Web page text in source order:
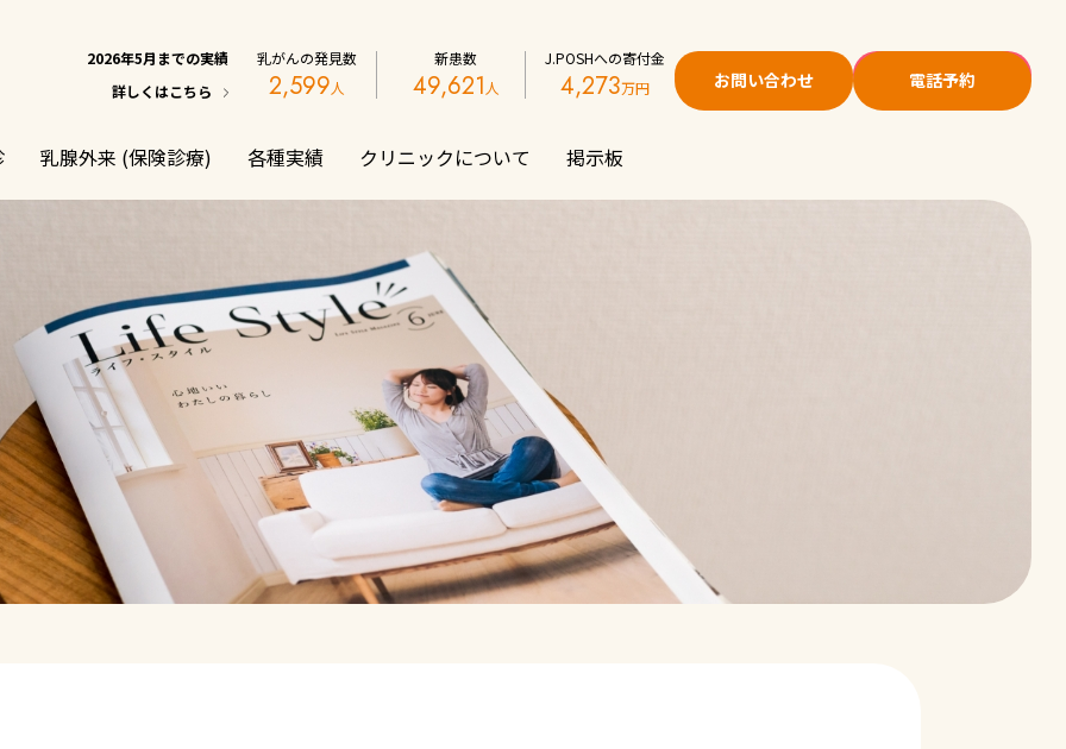
2026年5月までの実績
詳しくはこちら
乳がんの発見数
2,599
新患数
49,621
J.POSHへの寄付金
4,273 お問い合わせ 電話予約
乳腺外来 (保険診療) 各種実績 クリニックについて 掲示板